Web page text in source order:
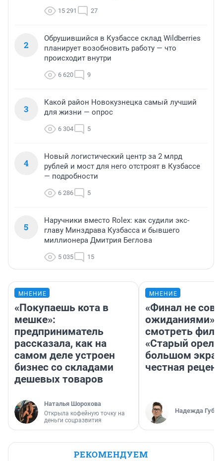
15 291 27
2
Обрушившийся в Кузбассе склад Wildberries
планирует возобновить работу — что
происходит внутри
6 620 9
3
Какой район Новокузнецка самый лучший
для жизни — опрос
6 304 5
4
Новый логистический центр за 2 млрд
рублей и мост для него отстроят в Кузбассе
— подробности
6 286 5
5
Наручники вместо Rolex: как судили экс-
главу Минздрава Кузбасса и бывшего
миллионера Дмитрия Беглова
5 035 15
МНЕНИЕ
«Покупаешь кота в
мешке»:
предприниматель
рассказала, как на
самом деле устроен
бизнес со складами
дешевых товаров
Наталья Шорохова
Открыла кофейную точку на
деньги соцразвития
МНЕНИЕ
«Финал не
ожиданиями»:
смотреть
«Старый орел»
большом
честная
Надежда
РЕКОМЕНДУЕМ